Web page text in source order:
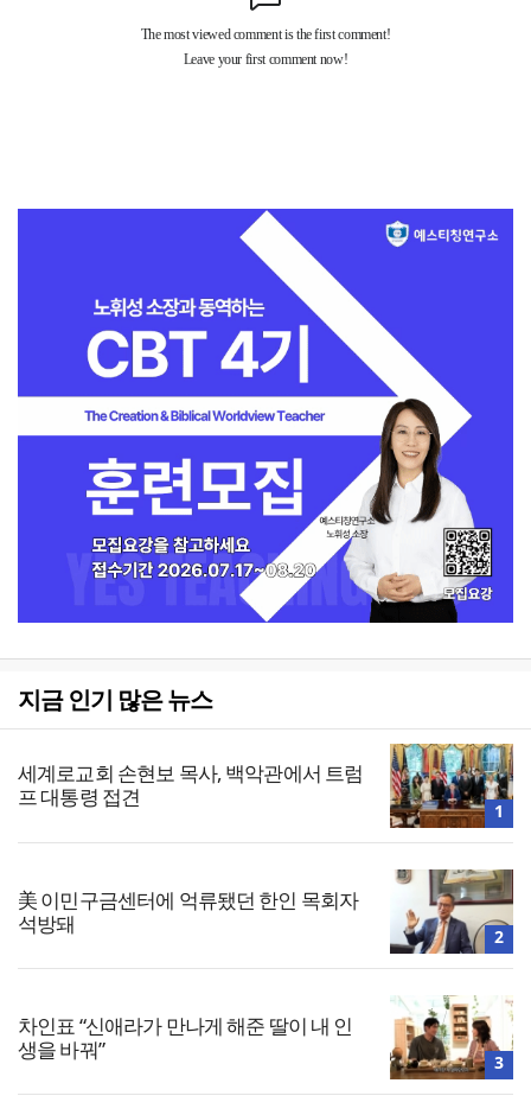
지금 인기 많은 뉴스
세계로교회 손현보 목사, 백악관에서 트럼
프 대통령 접견
1
美 이민구금센터에 억류됐던 한인 목회자
석방돼
2
차인표 “신애라가 만나게 해준 딸이 내 인
생을 바꿔”
3